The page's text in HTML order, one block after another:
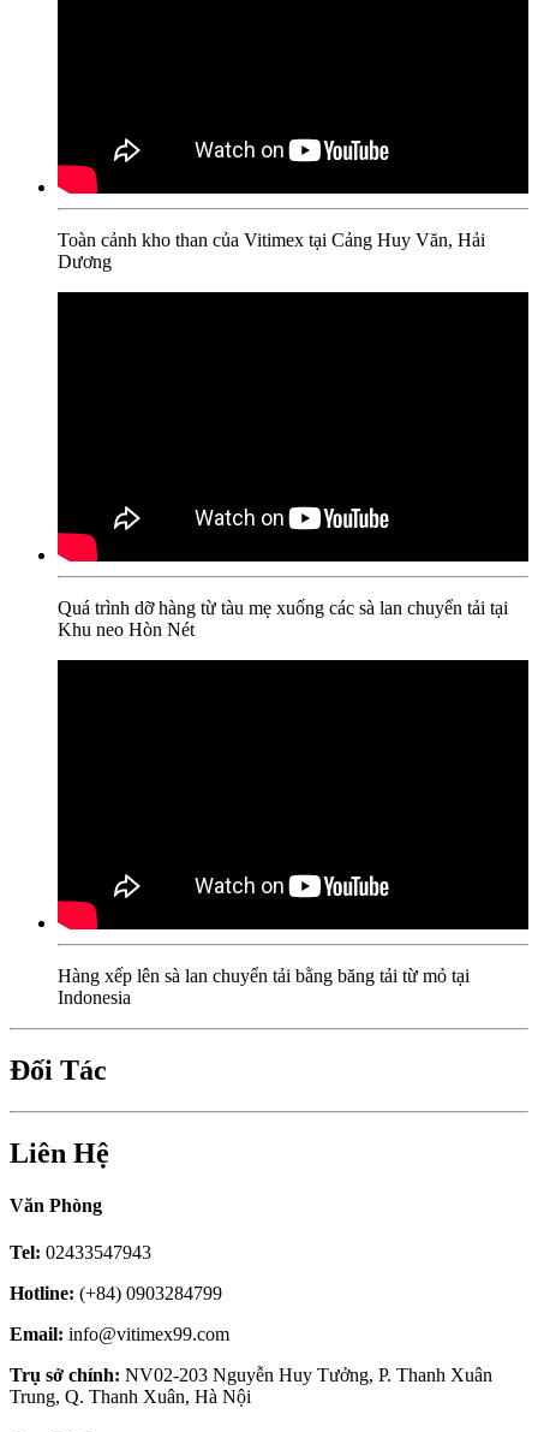
Toàn cảnh kho than của Vitimex tại Cảng Huy Văn, Hải
Dương
Quá trình dỡ hàng từ tàu mẹ xuống các sà lan chuyển tải tại
Khu neo Hòn Nét
Hàng xếp lên sà lan chuyển tải bằng băng tải từ mỏ tại
Indonesia
Đối Tác
Liên Hệ
Văn Phòng
Tel: 02433547943
Hotline: (+84) 0903284799
Email: info@vitimex99.com
Trụ sở chính: NV02-203 Nguyễn Huy Tưởng, P. Thanh Xuân
Trung, Q. Thanh Xuân, Hà Nội